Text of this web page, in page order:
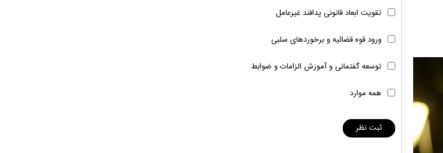
تقویت ابعاد قانونی پدافند غیرعامل
ورود قوه قضائیه و برخوردهای سلبی
توسعه گفتمانی و آموزش الزامات و ضوابط
همه موارد